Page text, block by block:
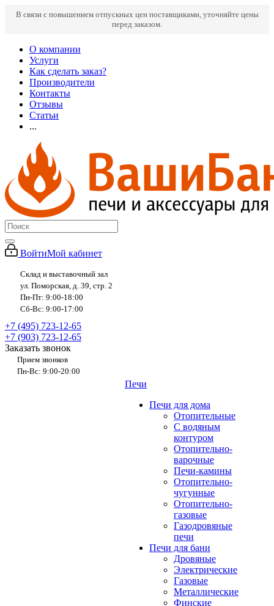
В связи с повышением отпускных цен поставщиками, уточняйте цены
перед заказом.
О компании
Услуги
Как сделать заказ?
Производители
Контакты
Отзывы
Статьи
...
ВойтиМой кабинет
Склад и выставочный зал
ул. Поморская, д. 39, стр. 2
Пн-Пт: 9:00-18:00
Сб-Вс: 9:00-17:00
+7 (495) 723-12-65
+7 (903) 723-12-65
Заказать звонок
Прием звонков
Пн-Вс: 9:00-20:00
Печи
Печи для дома
Отопительные
C водяным
контуром
Отопительно-
варочные
Печи-камины
Отопительно-
чугунные
Отопительно-
газовые
Газодровяные
печи
Печи для бани
Дровяные
Электрические
Газовые
Металлические
Финские